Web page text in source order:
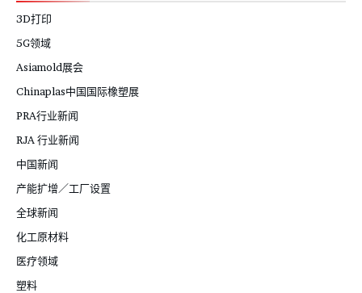
3D打印
5G领域
Asiamold展会
Chinaplas中国国际橡塑展
PRA行业新闻
RJA 行业新闻
中国新闻
产能扩增／工厂设置
全球新闻
化工原材料
医疗领域
塑料